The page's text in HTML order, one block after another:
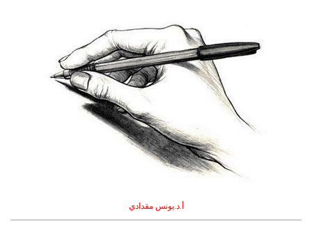
أ.د.يونس مقدادي